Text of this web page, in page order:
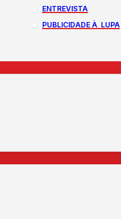
ENTREVISTA
PUBLICIDADE À LUPA